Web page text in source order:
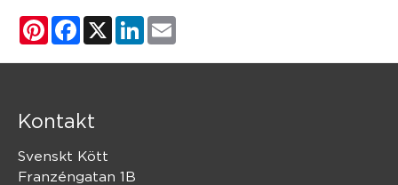
PinterestFacebook
X LinkedIn
Kontakt
Svenskt Kött
Franzéngatan 1B